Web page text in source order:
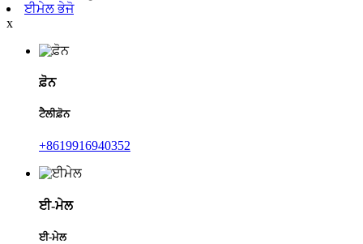
ਈਮੇਲ ਭੇਜੋ
x
ਫ਼ੋਨ
ਟੈਲੀਫ਼ੋਨ
+8619916940352
ਈ-ਮੇਲ
ਈ-ਮੇਲ